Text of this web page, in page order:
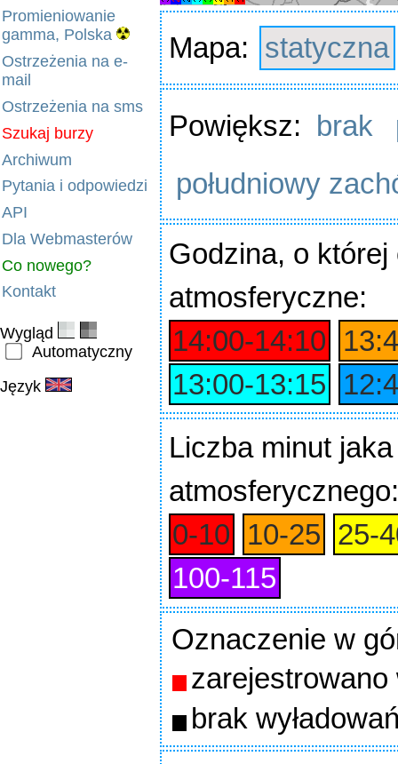
Promieniowanie
gamma, Polska
Ostrzeżenia na e-
mail
Ostrzeżenia na sms
Szukaj burzy
Archiwum
Pytania i odpowiedzi
API
Dla Webmasterów
Co nowego?
Kontakt
Wygląd
Automatyczny
Język
Mapa: statyczna
Powiększ: brak
południowy
Godzina, o której
atmosferyczne:
14:00‑14:10
13:00‑13:15
Liczba minut jaka
atmosferycznego:
0‑10 10‑25
100‑115
Oznaczenie w
zarejestrowano
brak